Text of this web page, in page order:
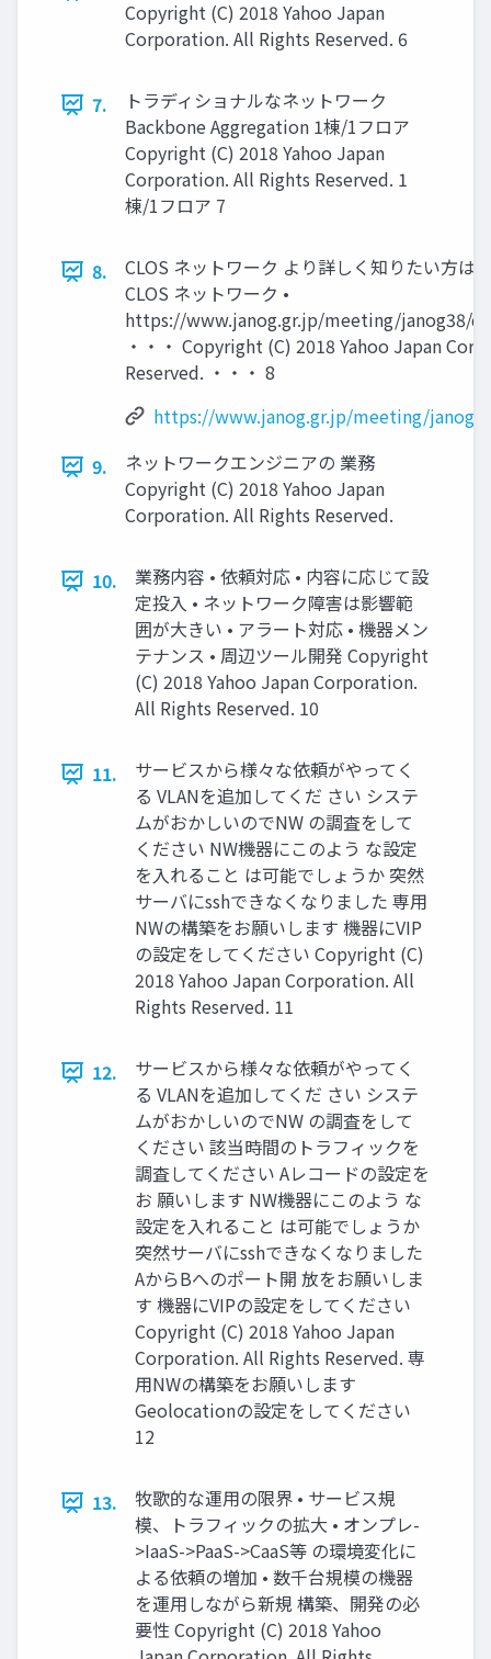
Copyright (C) 2018 Yahoo Japan
Corporation. All Rights Reserved. 6
7.
トラディショナルなネットワーク
Backbone Aggregation 1棟/1フロア
Copyright (C) 2018 Yahoo Japan
Corporation. All Rights Reserved. 1
棟/1フロア 7
8.
CLOS ネットワーク より詳しく知りたい方は
CLOS ネットワーク •
https://www.janog.gr.jp/meeting/janog38/
・・・ Copyright (C) 2018 Yahoo Japan
Reserved. ・・・ 8
https://www.janog.gr.jp/meeting/
9.
ネットワークエンジニアの 業務
Copyright (C) 2018 Yahoo Japan
Corporation. All Rights Reserved.
10.
業務内容 • 依頼対応 • 内容に応じて設
定投入 • ネットワーク障害は影響範
囲が大きい • アラート対応 • 機器メン
テナンス • 周辺ツール開発 Copyright
(C) 2018 Yahoo Japan Corporation.
All Rights Reserved. 10
11.
サービスから様々な依頼がやってく
る VLANを追加してくだ さい システ
ムがおかしいのでNW の調査をして
ください NW機器にこのよう な設定
を入れること は可能でしょうか 突然
サーバにsshできなくなりました 専用
NWの構築をお願いします 機器にVIP
の設定をしてください Copyright (C)
2018 Yahoo Japan Corporation. All
Rights Reserved. 11
12.
サービスから様々な依頼がやってく
る VLANを追加してくだ さい システ
ムがおかしいのでNW の調査をして
ください 該当時間のトラフィックを
調査してください Aレコードの設定を
お 願いします NW機器にこのよう な
設定を入れること は可能でしょうか
突然サーバにsshできなくなりました
AからBへのポート開 放をお願いしま
す 機器にVIPの設定をしてください
Copyright (C) 2018 Yahoo Japan
Corporation. All Rights Reserved. 専
用NWの構築をお願いします
Geolocationの設定をしてください
12
13.
牧歌的な運用の限界 • サービス規
模、トラフィックの拡大 • オンプレ-
>IaaS->PaaS->CaaS等 の環境変化に
よる依頼の増加 • 数千台規模の機器
を運用しながら新規 構築、開発の必
要性 Copyright (C) 2018 Yahoo